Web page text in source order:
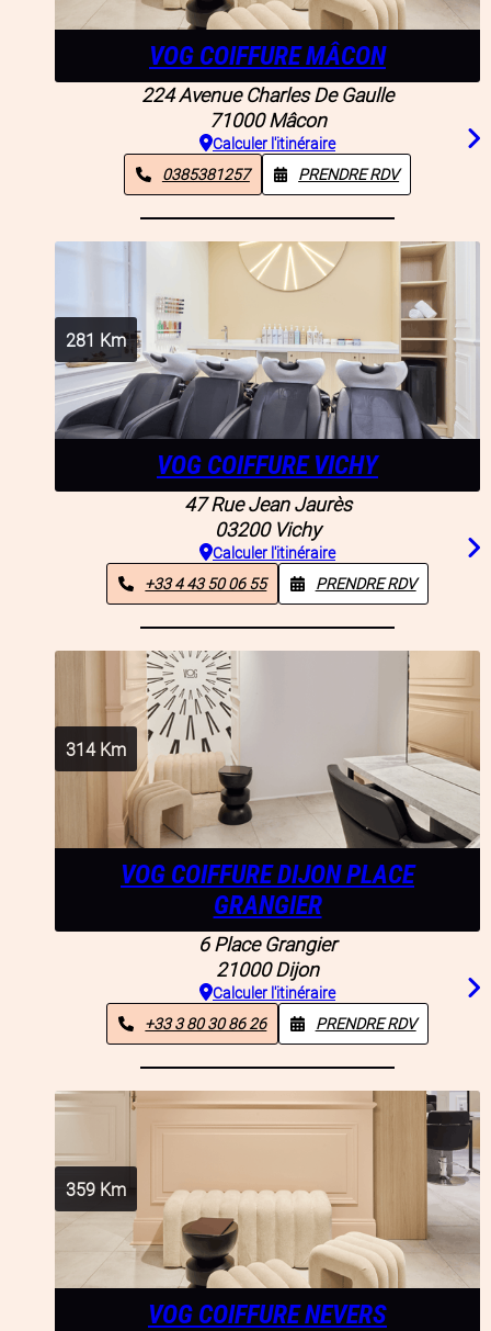
VOG COIFFURE MÂCON
224 Avenue Charles De Gaulle
71000 Mâcon
Calculer l'itinéraire
0385381257
PRENDRE RDV
281 Km
VOG COIFFURE VICHY
47 Rue Jean Jaurès
03200 Vichy
Calculer l'itinéraire
+33 4 43 50 06 55
PRENDRE RDV
314Km
VOG COIFFURE DIJON PLACE
GRANGIER
6 Place Grangier
21000 Dijon
Calculer l'itinéraire
+33 3 80 30 86 26
PRENDRE RDV
359 Km
VOG COIFFURE NEVERS